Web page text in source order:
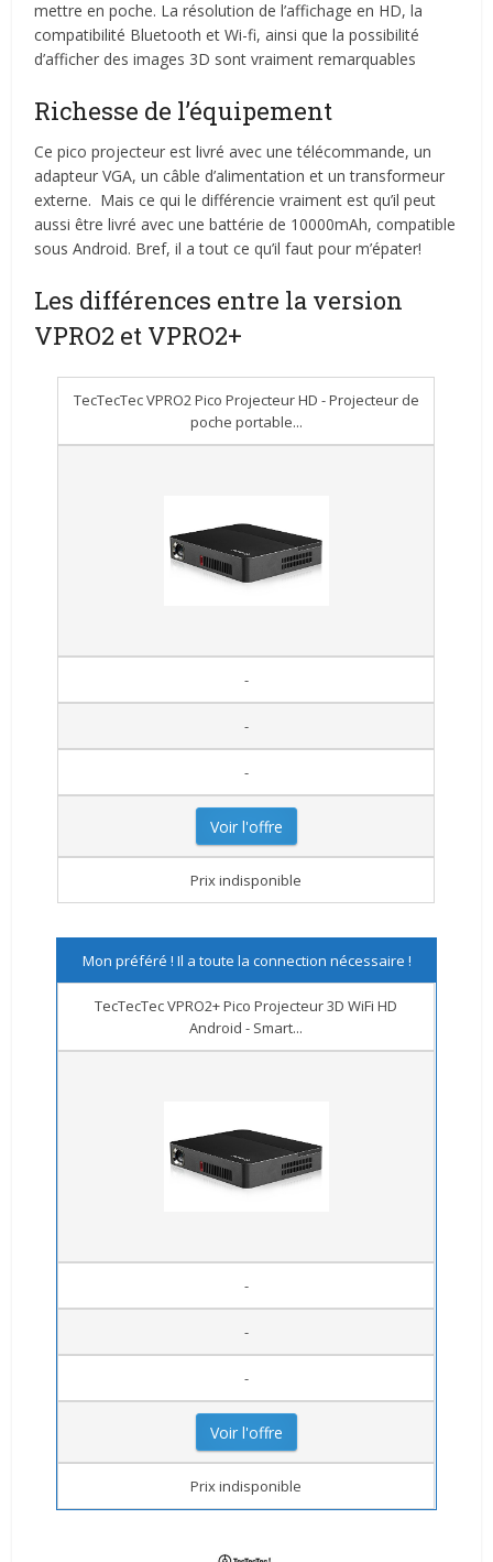
mettre en poche. La résolution de l’affichage en HD, la
compatibilité Bluetooth et Wi-fi, ainsi que la possibilité
d’afficher des images 3D sont vraiment remarquables
Richesse de l’équipement
Ce pico projecteur est livré avec une télécommande, un
adapteur VGA, un câble d’alimentation et un transformeur
externe. Mais ce qui le différencie vraiment est qu’il peut
aussi être livré avec une battérie de 10000mAh, compatible
sous Android. Bref, il a tout ce qu’il faut pour m’épater!
Les différences entre la version
VPRO2 et VPRO2+
TecTecTec VPRO2 Pico Projecteur HD - Projecteur de
poche portable...
-
-
-
Voir l'offre
Prix indisponible
Mon préféré ! Il a toute la connection nécessaire !
TecTecTec VPRO2+ Pico Projecteur 3D WiFi HD
Android - Smart...
-
-
-
Voir l'offre
Prix indisponible